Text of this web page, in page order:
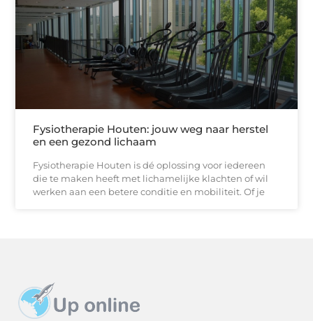
Fysiotherapie Houten: jouw weg naar herstel
en een gezond lichaam
Fysiotherapie Houten is dé oplossing voor iedereen
die te maken heeft met lichamelijke klachten of wil
werken aan een betere conditie en mobiliteit. Of je